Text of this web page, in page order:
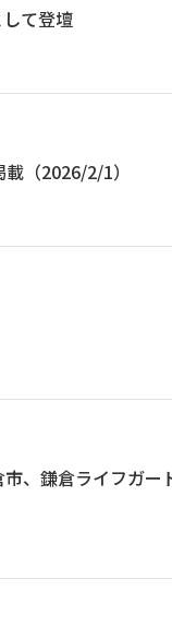
て登壇
（2026/2/1）
、鎌倉ライフガー